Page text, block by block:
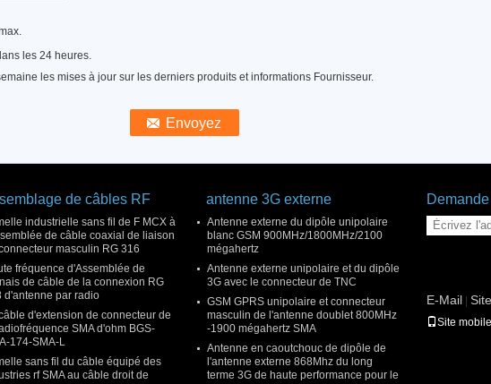
les 24 heures.
les mises à jour sur les derniers produits et informations Fournisseur.
de câbles RF
industrielle sans fil de F MCX à
de câble coaxial de liaison
masculin RG 316
fréquence d'Assemblée de
de câble de la connexion RG
d'antenne par radio
d'extension de connecteur de
SMA d'ohm BGS-
174-SMA-L
sans fil du câble équipé des
rf SMA au câble droit de
antenne 3G externe
Antenne externe du dipôle unipolaire
blanc GSM 900MHz/1800MHz/2100
mégahertz
Antenne externe unipolaire et du dipôle
3G avec le connecteur de TNC
GSM GPRS unipolaire et connecteur
masculin de l'antenne doublet 800MHz
-1900 mégahertz SMA
Antenne en caoutchouc de dipôle de
l'antenne externe 868Mhz du long
terme 3G de haute performance pour le
E-Mail
Site mobile